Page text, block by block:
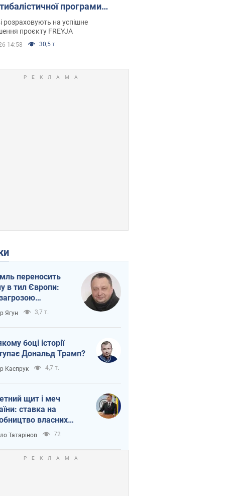
які рішення готуються
розраховують на успішне
проєкту FREYJA
14:58 30,5 т.
переносить
в тил Європи:
логістика
Ягун 3,7 т.
боці історії
Дональд Трамп?
Каспрук 4,7 т.
щит і меч
ставка на
власних
Татарінов 72